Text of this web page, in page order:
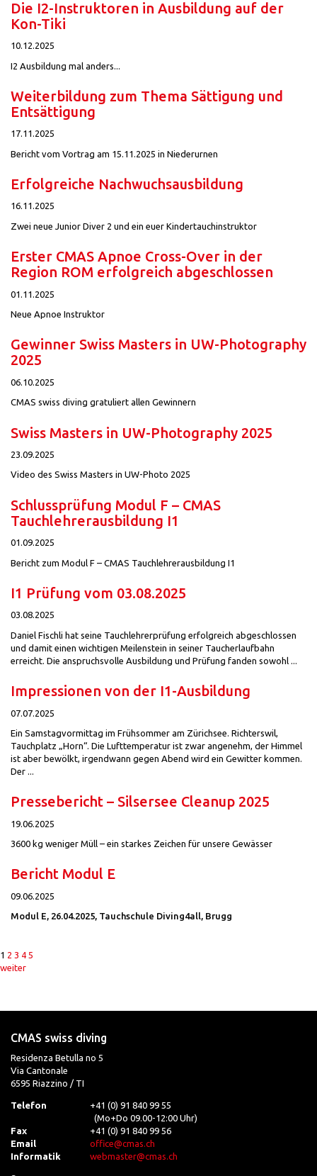
Die I2-Instruktoren in Ausbildung auf der
Kon-Tiki
10.12.2025
I2 Ausbildung mal anders...
Weiterbildung zum Thema Sättigung und
Entsättigung
17.11.2025
Bericht vom Vortrag am 15.11.2025 in Niederurnen
Erfolgreiche Nachwuchsausbildung
16.11.2025
Zwei neue Junior Diver 2 und ein euer Kindertauchinstruktor
Erster CMAS Apnoe Cross-Over in der
Region ROM erfolgreich abgeschlossen
01.11.2025
Neue Apnoe Instruktor
Gewinner Swiss Masters in UW-Photography
2025
06.10.2025
CMAS swiss diving gratuliert allen Gewinnern
Swiss Masters in UW-Photography 2025
23.09.2025
Video des Swiss Masters in UW-Photo 2025
Schlussprüfung Modul F – CMAS
Tauchlehrerausbildung I1
01.09.2025
Bericht zum Modul F – CMAS Tauchlehrerausbildung I1
I1 Prüfung vom 03.08.2025
03.08.2025
Daniel Fischli hat seine Tauchlehrerprüfung erfolgreich abgeschlossen
und damit einen wichtigen Meilenstein in seiner Taucherlaufbahn
erreicht. Die anspruchsvolle Ausbildung und Prüfung fanden sowohl ...
Impressionen von der I1-Ausbildung
07.07.2025
Ein Samstagvormittag im Frühsommer am Zürichsee. Richterswil,
Tauchplatz „Horn“. Die Lufttemperatur ist zwar angenehm, der Himmel
ist aber bewölkt, irgendwann gegen Abend wird ein Gewitter kommen.
Der ...
Pressebericht – Silsersee Cleanup 2025
19.06.2025
3600 kg weniger Müll – ein starkes Zeichen für unsere Gewässer
Bericht Modul E
09.06.2025
Modul E, 26.04.2025, Tauchschule Diving4all, Brugg
1 2 3 4 5
weiter
CMAS swiss diving
Residenza Betulla no 5
Via Cantonale
6595 Riazzino / TI
Telefon
+41 (0) 91 840 99 55
(Mo+Do 09.00-12:00 Uhr)
Fax
+41 (0) 91 840 99 56
Email
office@cmas.ch
Informatik
webmaster@cmas.ch